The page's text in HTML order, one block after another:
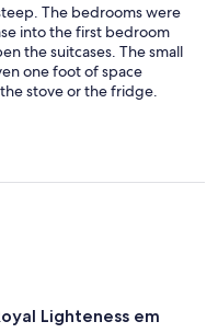
The bedrooms were
into the first bedroom
the suitcases. The small
one foot of space
stove or the fridge.
cities and knew what to
Lighteness em